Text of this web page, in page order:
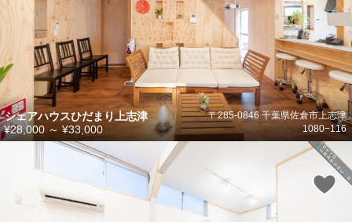
シェアハウスひだまり上志津
〒285-0846 千葉県佐倉市上志津
1080−116
¥28,000～¥33,000